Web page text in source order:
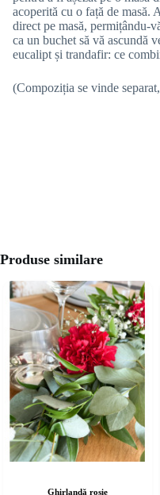
acoperită cu o față de masă.
direct pe masă, permițându-
ca un buchet să vă ascundă
eucalipt și trandafir: ce
(Compoziția se vinde
Produse similare
Ghirlandă roșie